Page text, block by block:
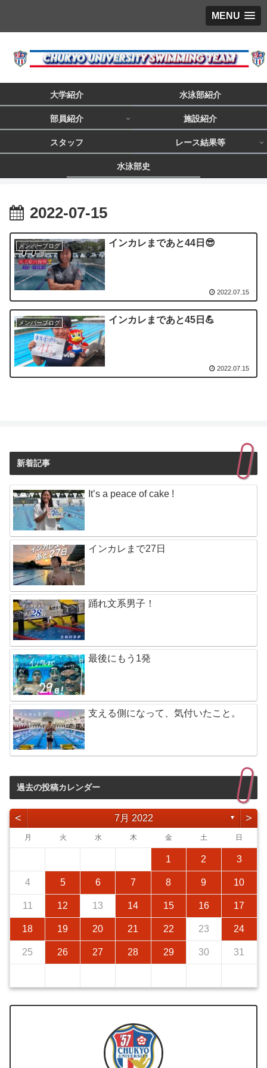
MENU
大学紹介 水泳部紹介
部員紹介 施設紹介
スタッフ レース結果等
水泳部史
2022-07-15
メンバーブログ インカレまであと44日😎
2022.07.15
メンバーブログ インカレまであと45日💪
2022.07.15
新着記事
It’s a peace of cake !
インカレまで27日
踊れ文系男子！
最後にもう1発
支える側になって、気付いたこと。
過去の投稿カレンダー
< 7月 2022 ▼ >
月 火 水 木 金 土 日
1 2 3
4 5 6 7 8 9 10
11 12 13 14 15 16 17
18 19 20 21 22 23 24
25 26 27 28 29 30 31